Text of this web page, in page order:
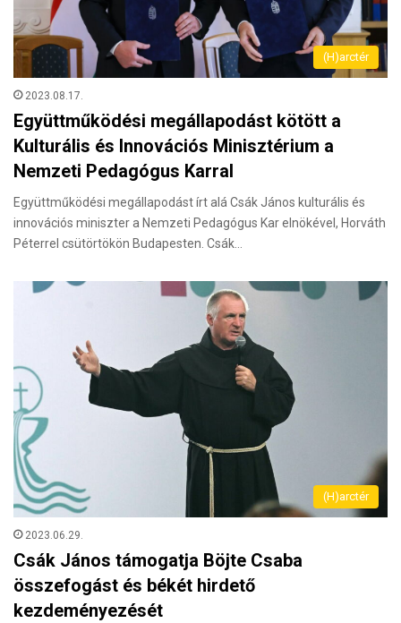
(H)arctér
2023.08.17.
Együttműködési megállapodást kötött a
Kulturális és Innovációs Minisztérium a
Nemzeti Pedagógus Karral
Együttműködési megállapodást írt alá Csák János kulturális és
innovációs miniszter a Nemzeti Pedagógus Kar elnökével, Horváth
Péterrel csütörtökön Budapesten. Csák…
(H)arctér
2023.06.29.
Csák János támogatja Böjte Csaba
összefogást és békét hirdető
kezdeményezését